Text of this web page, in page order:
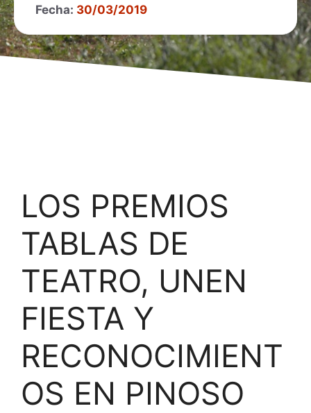
Fecha: 30/03/2019
LOS PREMIOS
TABLAS DE
TEATRO, UNEN
FIESTA Y
RECONOCIMIENT
OS EN PINOSO